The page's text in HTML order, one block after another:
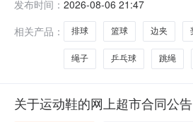
2.001202402世达
发布时间： 2026-08-06 21:47
相关产品：
排球 篮球 边夹
绳子 乒乓球 跳绳
关于运动鞋的网上超市合同公告